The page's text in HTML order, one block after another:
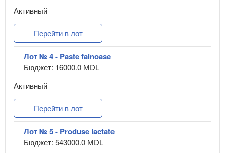
Активный
Перейти в лот
Лот № 4 - Paste fainoase
Бюджет: 16000.0 MDL
Активный
Перейти в лот
Лот № 5 - Produse lactate
Бюджет: 543000.0 MDL